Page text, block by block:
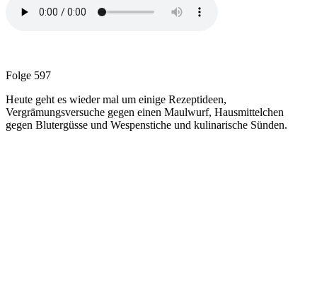
Folge 597
Heute geht es wieder mal um einige Rezeptideen,
Vergrämungsversuche gegen einen Maulwurf, Hausmittelchen
gegen Blutergüsse und Wespenstiche und kulinarische Sünden.